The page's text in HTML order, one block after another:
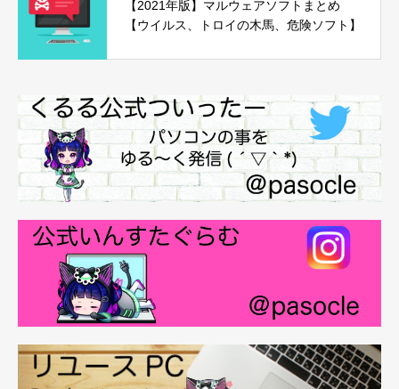
【2021年版】マルウェアソフトまとめ
【ウイルス、トロイの木馬、危険ソフト】